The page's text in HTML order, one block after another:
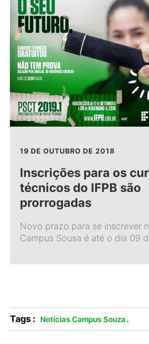
19 DE OUTUBRO DE 2018
Inscrições para os
técnicos do IFPB são
prorrogadas
Novo prazo para se inscrever
Campus Sousa é até o dia 09
Tags : Notícias Campus Souza .